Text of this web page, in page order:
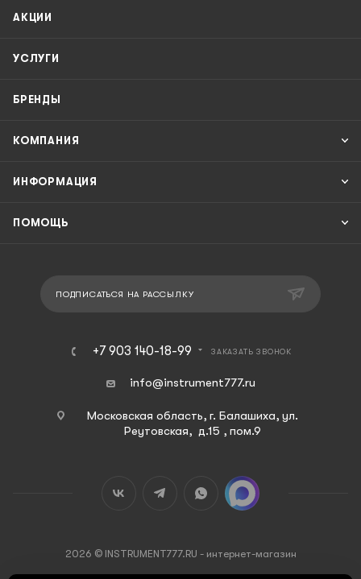
АКЦИИ
УСЛУГИ
БРЕНДЫ
КОМПАНИЯ
ИНФОРМАЦИЯ
ПОМОЩЬ
ПОДПИСАТЬСЯ НА РАССЫЛКУ
+7 903 140-18-99 ЗАКАЗАТЬ ЗВОНОК
info@instrument777.ru
Московская область, г. Балашиха, ул.
Реутовская, д.15 , пом.9
2026 © INSTRUMENT777.RU - интернет-магазин